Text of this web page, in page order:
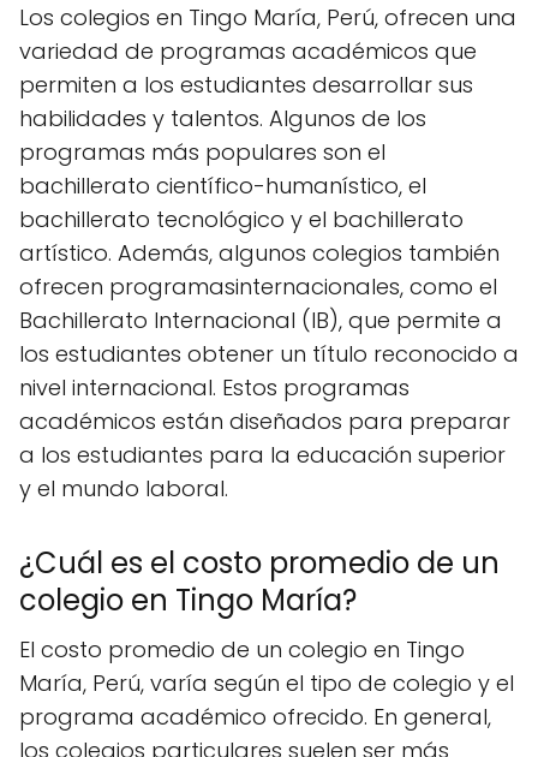
Los colegios en Tingo María, Perú, ofrecen una
variedad de programas académicos que
permiten a los estudiantes desarrollar sus
habilidades y talentos. Algunos de los
programas más populares son el
bachillerato científico-humanístico, el
bachillerato tecnológico y el bachillerato
artístico. Además, algunos colegios también
ofrecen programasinternacionales, como el
Bachillerato Internacional (IB), que permite a
los estudiantes obtener un título reconocido a
nivel internacional. Estos programas
académicos están diseñados para preparar
a los estudiantes para la educación superior
y el mundo laboral.
¿Cuál es el costo promedio de un
colegio en Tingo María?
El costo promedio de un colegio en Tingo
María, Perú, varía según el tipo de colegio y el
programa académico ofrecido. En general,
los colegios particulares suelen ser más